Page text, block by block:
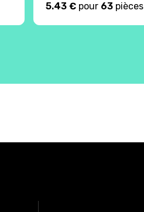
5.43 € pour 63 pièces